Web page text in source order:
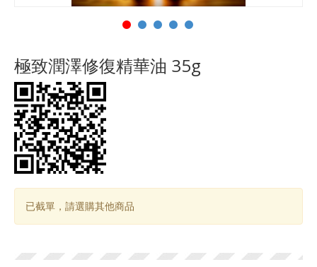
極致潤澤修復精華油 35g
已截單，請選購其他商品